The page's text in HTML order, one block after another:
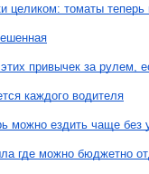
целиком: томаты теперь
привычек за рулем,
каждого водителя
можно ездить чаще без
где можно бюджетно